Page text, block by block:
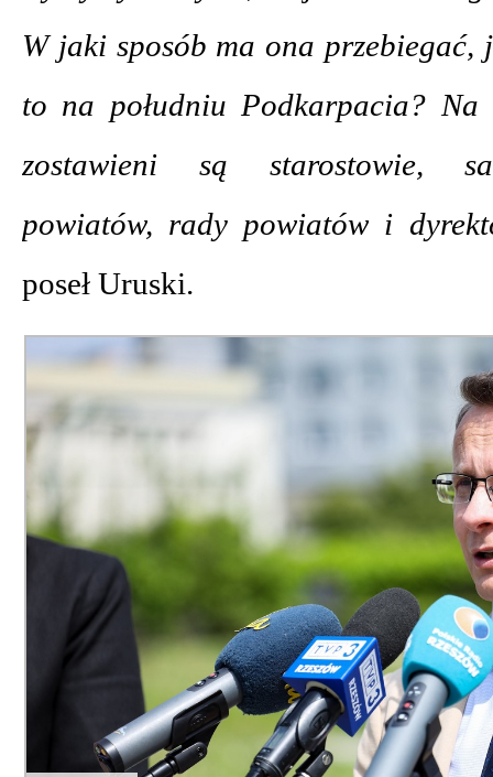
W jaki sposób ma ona przebiegać,
to na południu Podkarpacia? Na
zostawieni są starostowie,
powiatów, rady powiatów i
poseł Uruski.